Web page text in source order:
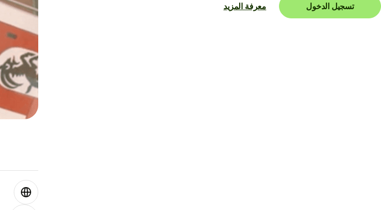
تسجيل الدخول معرفة المزيد